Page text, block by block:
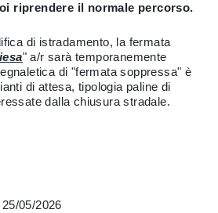
riprendere il normale percorso.
di istradamento, la fermata
" a/r sarà temporanemente
di "fermata soppressa" è
di attesa, tipologia paline di
dalla chiusura stradale.
05/2026